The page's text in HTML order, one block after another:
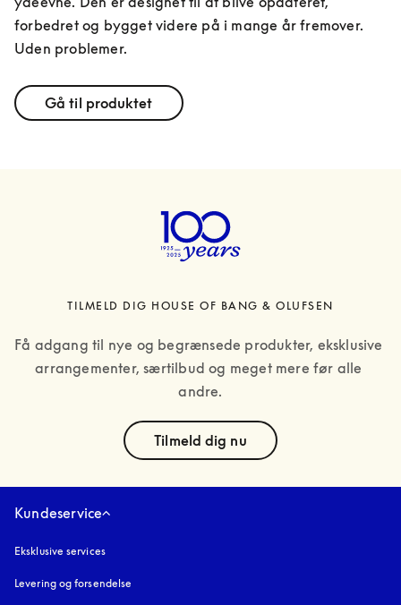
forbedret og bygget videre på i mange år fremover.
Uden problemer.
Gå til produktet
TILMELD DIG HOUSE OF BANG & OLUFSEN
Få adgang til nye og begrænsede produkter, eksklusive
arrangementer, særtilbud og meget mere før alle
andre.
Tilmeld dig nu
Kundeservice
Eksklusive services
Levering og forsendelse